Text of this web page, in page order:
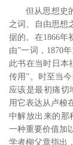
但从思想史
之词、自由思想
据的。在1866年
由”一词，1870
此书在当时日本
传用”。 时至当
应该是最初痛切
用它表达从卢梭
中解放出来的那
一种重要价值加
学者柳父章指出